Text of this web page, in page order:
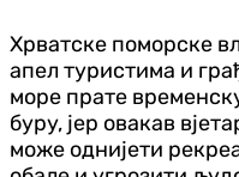
Хрватске поморске
апел туристима и
море прате
буру, јер овакав
може однијети